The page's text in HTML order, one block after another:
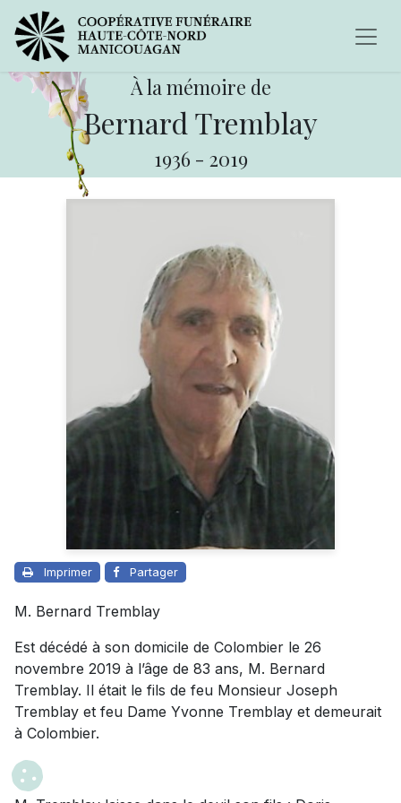
À la mémoire de
Bernard Tremblay
1936 - 2019
Imprimer Partager
M. Bernard Tremblay
Est décédé à son domicile de Colombier le 26
novembre 2019 à l’âge de 83 ans, M. Bernard
Tremblay. Il était le fils de feu Monsieur Joseph
Tremblay et feu Dame Yvonne Tremblay et demeurait
à Colombier.